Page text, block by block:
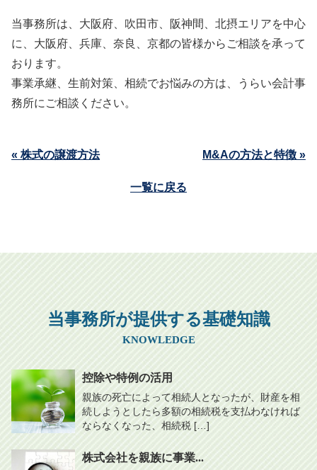
当事務所は、大阪府、吹田市、阪神間、北摂エリアを中心
に、大阪府、兵庫、奈良、京都の皆様からご相談を承って
おります。
事業承継、生前対策、相続でお悩みの方は、うらい会計事
務所にご相談ください。
« 株式の譲渡方法 M&Aの方法と特徴 »
一覧に戻る
当事務所が提供する基礎知識
KNOWLEDGE
控除や特例の活用
親族の死亡によって相続人となったが、財産を相
続しようとしたら多額の相続税を支払わなければ
ならなくなった、相続税 […]
株式会社を親族に事業...